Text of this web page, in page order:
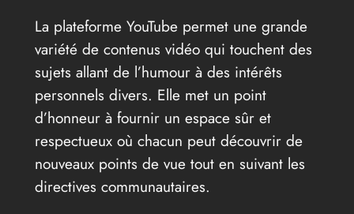
La plateforme YouTube permet une grande
variété de contenus vidéo qui touchent des
sujets allant de l’humour à des intérêts
personnels divers. Elle met un point
d’honneur à fournir un espace sûr et
respectueux où chacun peut découvrir de
nouveaux points de vue tout en suivant les
directives communautaires.